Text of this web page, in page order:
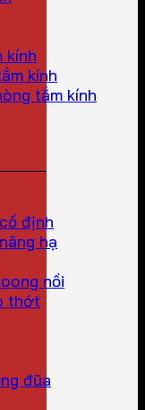
kính
kính
tắm kính
định
hạ
nồi
thớt
đũa